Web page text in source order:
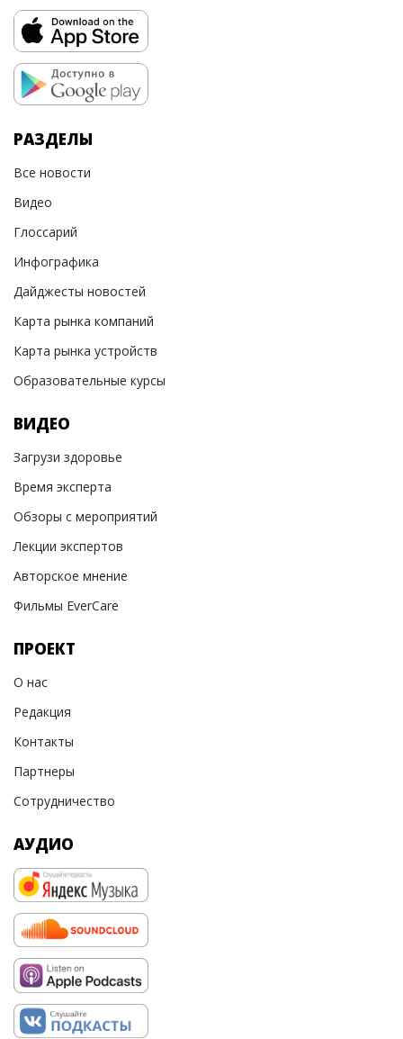
РАЗДЕЛЫ
Все новости
Видео
Глоссарий
Инфографика
Дайджесты новостей
Карта рынка компаний
Карта рынка устройств
Образовательные курсы
ВИДЕО
Загрузи здоровье
Время эксперта
Обзоры с мероприятий
Лекции экспертов
Авторское мнение
Фильмы EverCare
ПРОЕКТ
О нас
Редакция
Контакты
Партнеры
Сотрудничество
АУДИО